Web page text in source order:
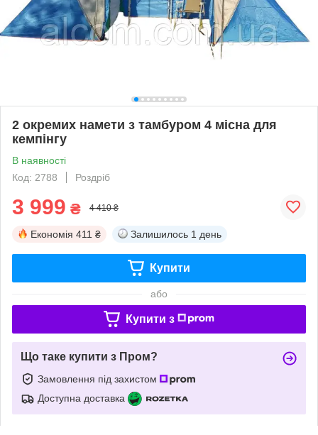
2 окремих намети з тамбуром 4 місна для
кемпінгу
В наявності
Код: 2788
Роздріб
3 999 ₴ 4 410 ₴
Економія 411 ₴ Залишилось 1 день
Купити
або
Купити з
Що таке купити з Пром?
Замовлення під захистом
Доступна доставка